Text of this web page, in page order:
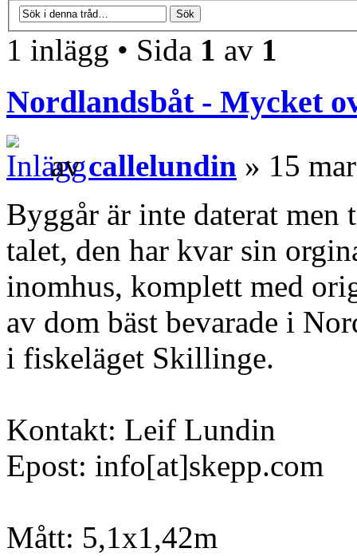
1 inlägg • Sida 1 av 1
Nordlandsbåt - Mycket
avcallelundin » 15
Byggår är inte daterat
talet, den har kvar sin
inomhus, komplett med
av dom bäst bevarade i
i fiskeläget Skillinge.
Kontakt: Leif Lundin
Epost: info[at]skepp.com
Mått: 5,1x1,42m